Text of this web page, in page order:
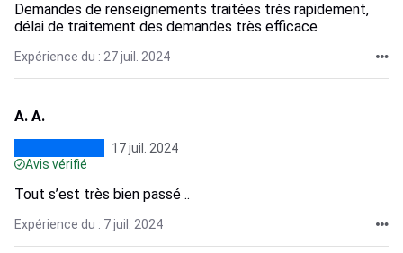
Demandes de renseignements traitées très rapidement,
délai de traitement des demandes très efficace
Expérience du : 27 juil. 2024
A. A.
17 juil. 2024
Avis vérifié
Tout s’est très bien passé ..
Expérience du : 7 juil. 2024